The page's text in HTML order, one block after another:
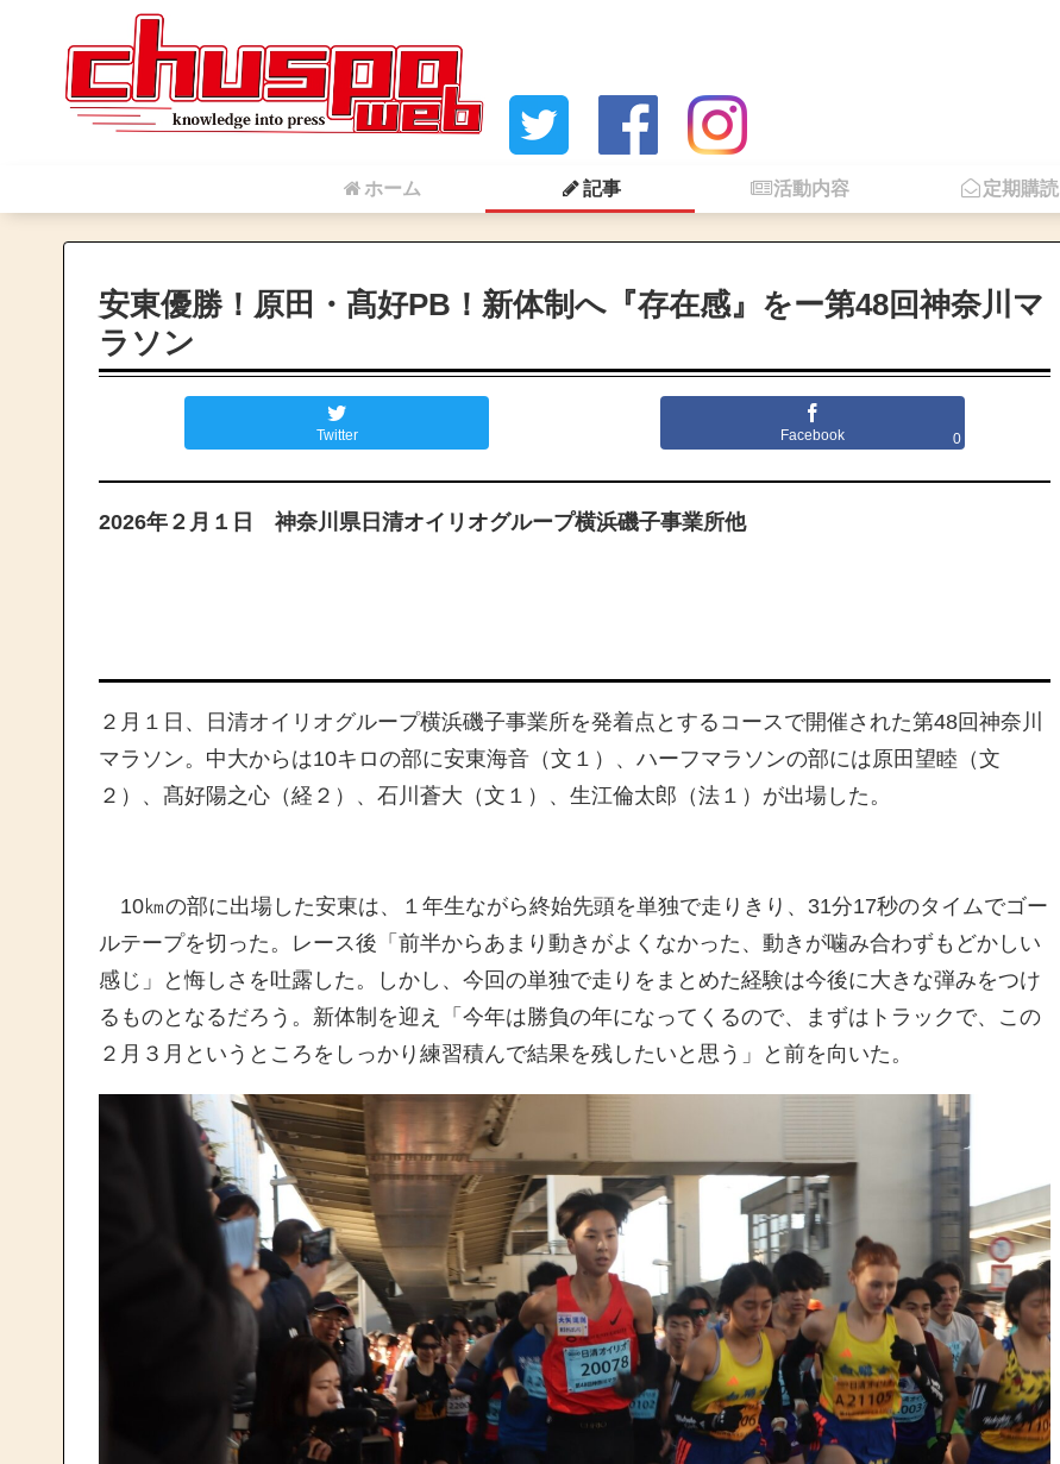
ホーム 記事 活動内容 定期購読
安東優勝！原田・髙好PB！新体制へ『存在感』をー第48回神奈川マ
ラソン
Twitter Facebook 0
2026年２月１日 神奈川県日清オイリオグループ横浜磯子事業所他
２月１日、日清オイリオグループ横浜磯子事業所を発着点とするコースで開催された第48回神奈川
マラソン。中大からは10キロの部に安東海音（文１）、ハーフマラソンの部には原田望睦（文
２）、髙好陽之心（経２）、石川蒼大（文１）、生江倫太郎（法１）が出場した。
10㎞の部に出場した安東は、１年生ながら終始先頭を単独で走りきり、31分17秒のタイムでゴー
ルテープを切った。レース後「前半からあまり動きがよくなかった、動きが噛み合わずもどかしい
感じ」と悔しさを吐露した。しかし、今回の単独で走りをまとめた経験は今後に大きな弾みをつけ
るものとなるだろう。新体制を迎え「今年は勝負の年になってくるので、まずはトラックで、この
２月３月というところをしっかり練習積んで結果を残したいと思う」と前を向いた。